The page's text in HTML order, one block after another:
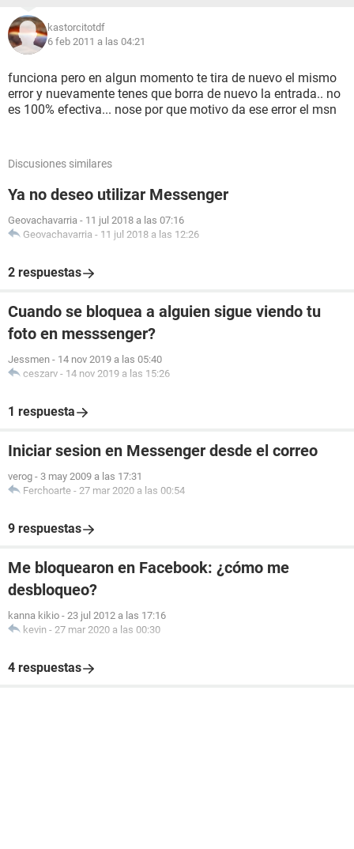
kastorcitotdf
6 feb 2011 a las 04:21
funciona pero en algun momento te tira de nuevo el mismo
error y nuevamente tenes que borra de nuevo la entrada.. no
es 100% efectiva... nose por que motivo da ese error el msn
Discusiones similares
Ya no deseo utilizar Messenger
Geovachavarria - 11 jul 2018 a las 07:16
Geovachavarria - 11 jul 2018 a las 12:26
2 respuestas
Cuando se bloquea a alguien sigue viendo tu
foto en messsenger?
Jessmen - 14 nov 2019 a las 05:40
ceszarv - 14 nov 2019 a las 15:26
1 respuesta
Iniciar sesion en Messenger desde el correo
verog - 3 may 2009 a las 17:31
Ferchoarte - 27 mar 2020 a las 00:54
9 respuestas
Me bloquearon en Facebook: ¿cómo me
desbloqueo?
kanna kikio - 23 jul 2012 a las 17:16
kevin - 27 mar 2020 a las 00:30
4 respuestas